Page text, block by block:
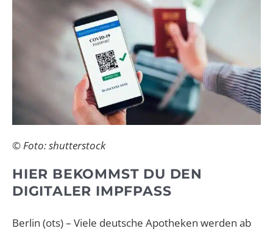
© Foto: shutterstock
HIER BEKOMMST DU DEN
DIGITALER IMPFPASS
Berlin (ots) – Viele deutsche Apotheken werden ab